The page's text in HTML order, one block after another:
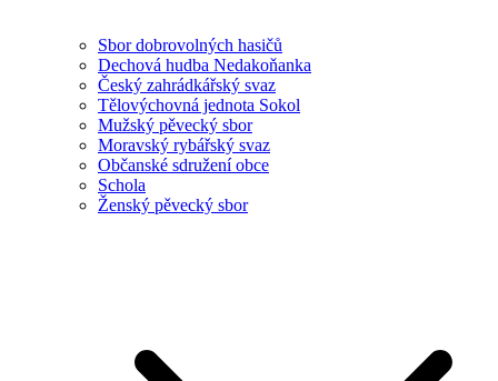
Sbor dobrovolných hasičů
Dechová hudba Nedakoňanka
Český zahrádkářský svaz
Tělovýchovná jednota Sokol
Mužský pěvecký sbor
Moravský rybářský svaz
Občanské sdružení obce
Schola
Ženský pěvecký sbor